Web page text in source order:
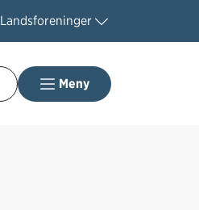
Landsforeninger
Meny